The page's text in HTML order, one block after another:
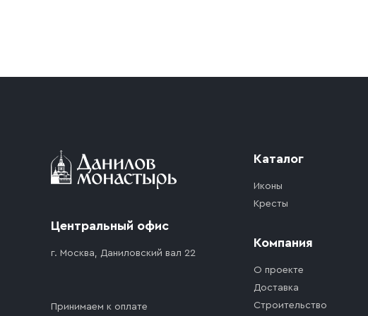
доставка осуществляется до ближайшего места,
Центральный офис
г. Москва, Даниловский вал 22
Принимаем к оплате
Каталог
Иконы
Кресты
Компания
О проекте
Доставка
Строительство